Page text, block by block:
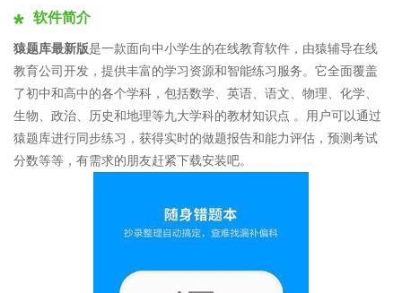
软件简介
猿题库最新版是一款面向中小学生的在线教育软件，由猿辅导在线
教育公司开发，提供丰富的学习资源和智能练习服务。它全面覆盖
了初中和高中的各个学科，包括数学、英语、语文、物理、化学、
生物、政治、历史和地理等九大学科的教材知识点 。用户可以通过
猿题库进行同步练习，获得实时的做题报告和能力评估，预测考试
分数等等，有需求的朋友赶紧下载安装吧。